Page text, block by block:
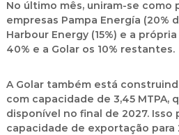
No último mês, uniram-se como
empresas Pampa Energía (20%
Harbour Energy(15%) e a própria
40% e a Golar os 10% restantes.
A Golar também está
com capacidade de 3,45 MTPA,
disponível no final de 2027. Isso
capacidade de exportação para